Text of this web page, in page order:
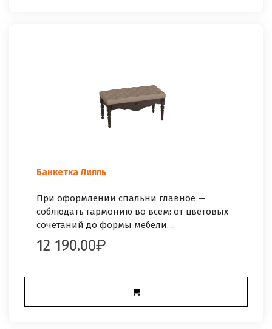
Банкетка Лилль
При оформлении спальни главное —
соблюдать гармонию во всем: от цветовых
сочетаний до формы мебели. ..
12 190.00